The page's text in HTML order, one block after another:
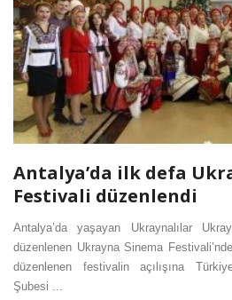
Antalya’da ilk defa
Festivali düzenlendi
Antalya’da yaşayan Ukraynalılar
düzenlenen Ukrayna Sinema
düzenlenen festivalin açılışına
Şubesi ...